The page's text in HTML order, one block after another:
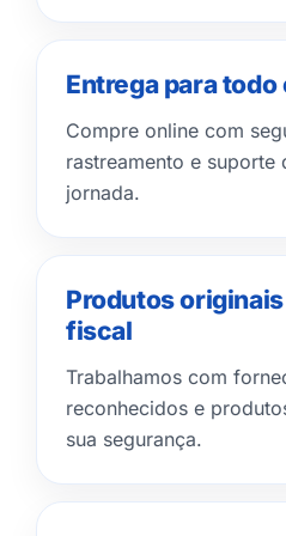
Entrega para todo
Compre online com
rastreamento e suporte
jornada.
Produtos
fiscal
Trabalhamos com
reconhecidos e
sua segurança.